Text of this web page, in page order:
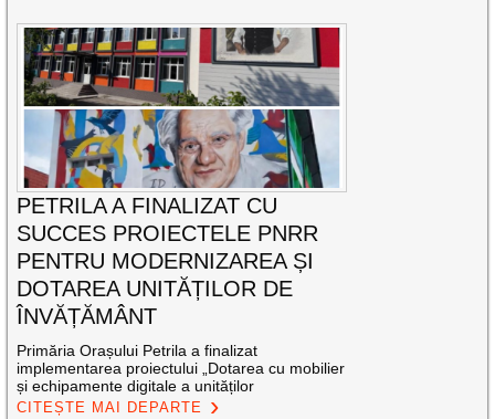
PETRILA A FINALIZAT CU
SUCCES PROIECTELE PNRR
PENTRU MODERNIZAREA ȘI
DOTAREA UNITĂȚILOR DE
ÎNVĂȚĂMÂNT
Primăria Orașului Petrila a finalizat
implementarea proiectului „Dotarea cu mobilier
și echipamente digitale a unităților
CITEȘTE MAI DEPARTE